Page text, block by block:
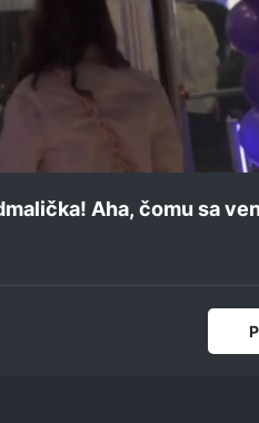
Aha, čomu sa